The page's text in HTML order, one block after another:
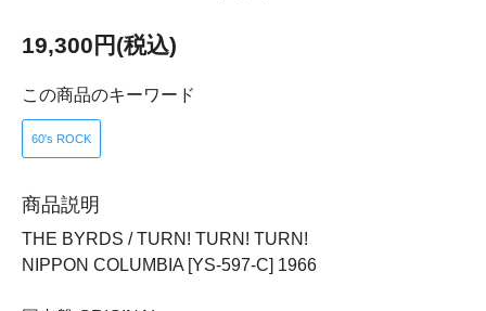
19,300円(税込)
この商品のキーワード
60's ROCK
商品説明
THE BYRDS / TURN! TURN! TURN!
NIPPON COLUMBIA [YS-597-C] 1966